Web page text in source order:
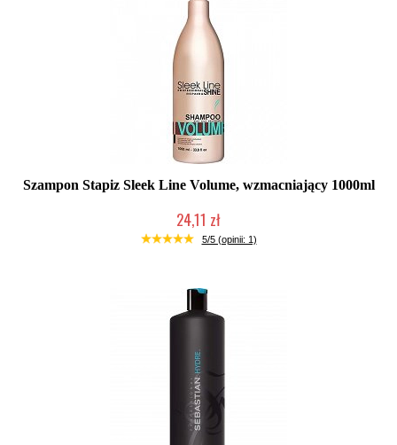
Szampon Stapiz Sleek Line Volume, wzmacniający 1000ml
24,11 zł
Duża ilość (wysyłka w 24h)
5/5 (opinii: 1)